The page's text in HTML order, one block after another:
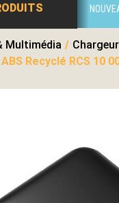
Multimédia /
Recyclé RCS 10